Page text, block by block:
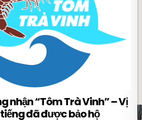
nhận “Tôm Trà Vinh” – Vị
đã được bảo hộ